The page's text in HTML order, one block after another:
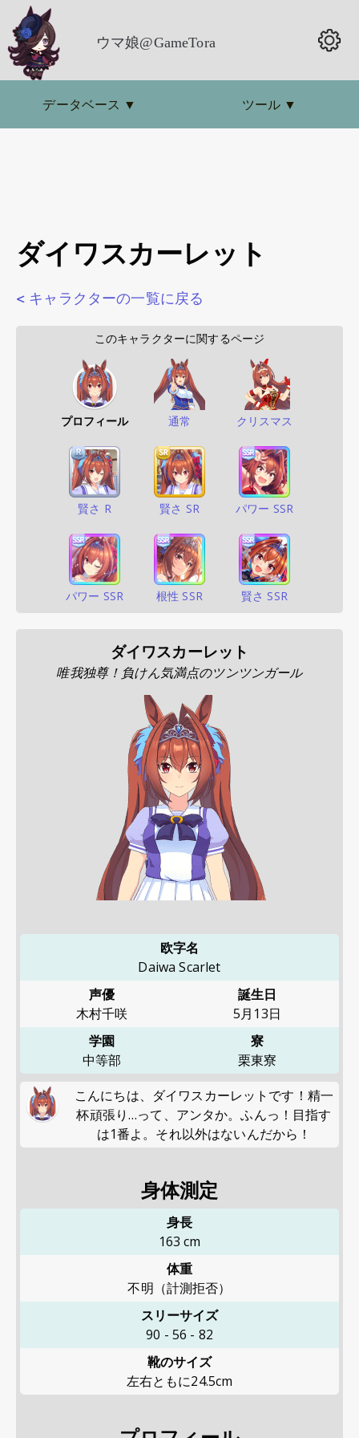
ウマ娘@GameTora
データベース ▼ ツール ▼
ダイワスカーレット
< キャラクターの一覧に戻る
        このキャラクターに関するページ
プロフィール 通常 クリスマス
賢さ R 賢さ SR パワー SSR
パワー SSR 根性 SSR 賢さ SSR
ダイワスカーレット
唯我独尊！負けん気満点のツンツンガール
欧字名
Daiwa Scarlet
声優
木村千咲
誕生日
5月13日
学園
中等部
寮
栗東寮
こんにちは、ダイワスカーレットです！精一
杯頑張り…って、アンタか。ふんっ！目指す
は1番よ。それ以外はないんだから！
身体測定
身長
163 cm
体重
不明（計測拒否）
スリーサイズ
90 - 56 - 82
靴のサイズ
左右ともに24.5cm